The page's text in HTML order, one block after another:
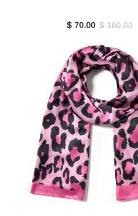
$ 70.00 $ 100.00